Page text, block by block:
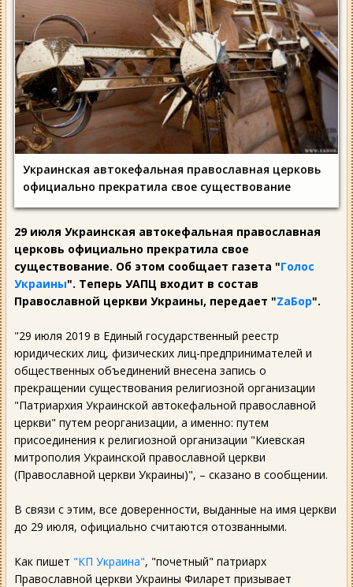
Украинская автокефальная православная церковь
официально прекратила свое существование
29 июля Украинская автокефальная православная
церковь официально прекратила свое
существование. Об этом сообщает газета "Голос
Украины". Теперь УАПЦ входит в состав
Православной церкви Украины, передает "ZаБор".
"29 июля 2019 в Единый государственный реестр
юридических лиц, физических лиц-предпринимателей и
общественных объединений внесена запись о
прекращении существования религиозной организации
"Патриархия Украинской автокефальной православной
церкви" путем реорганизации, а именно: путем
присоединения к религиозной организации "Киевская
митрополия Украинской православной церкви
(Православной церкви Украины)", – сказано в сообщении.
В связи с этим, все доверенности, выданные на имя церкви
до 29 июля, официально считаются отозванными.
Как пишет "КП Украина", "почетный" патриарх
Православной церкви Украины Филарет призывает